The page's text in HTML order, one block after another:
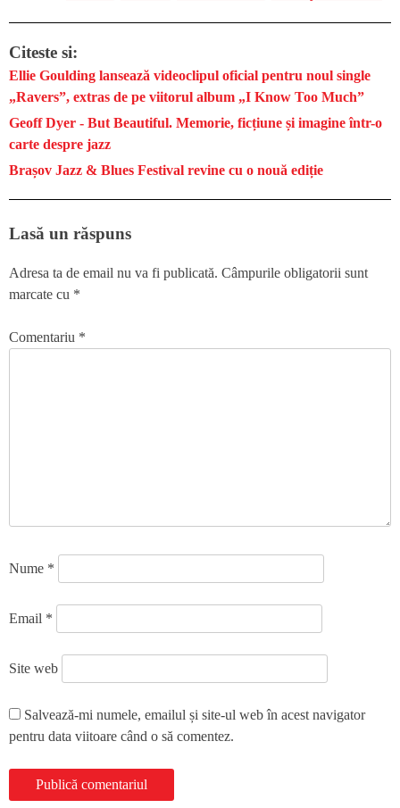
Citeste si:
Ellie Goulding lansează videoclipul oficial pentru noul single
„Ravers”, extras de pe viitorul album „I Know Too Much”
Geoff Dyer - But Beautiful. Memorie, ficțiune și imagine într-o
carte despre jazz
Brașov Jazz & Blues Festival revine cu o nouă ediție
Lasă un răspuns
Adresa ta de email nu va fi publicată. Câmpurile obligatorii sunt
marcate cu *
Comentariu *
Nume *
Email *
Site web
Salvează-mi numele, emailul și site-ul web în acest navigator
pentru data viitoare când o să comentez.